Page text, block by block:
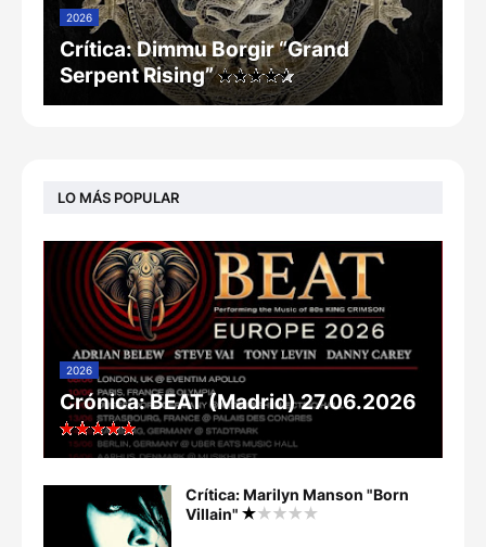
2026
Crítica: Dimmu Borgir “Grand
Serpent Rising”
LO MÁS POPULAR
2026
Crónica: BEAT (Madrid) 27.06.2026
Crítica: Marilyn Manson "Born
Villain"